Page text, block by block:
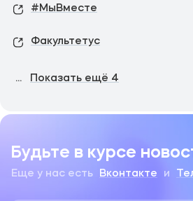
#МыВместе
Факультетус
... Показать ещё 4
Будьте в курсе
Еще у нас есть Вконтакте и